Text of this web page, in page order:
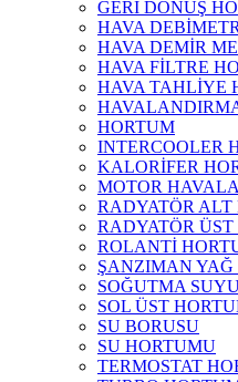
GERİ DÖNÜŞ
HAVA
HAVA DEMİR
HAVA FİLTRE
HAVA TAHLİYE
HORTUM
INTERCOOLER
KALORİFER
MOTOR
RADYATÖR ALT
RADYATÖR
ROLANTİ
ŞANZIMAN YAĞ
SOĞUTMA
SOL ÜST
SU BORUSU
SU HORTUMU
TERMOSTAT